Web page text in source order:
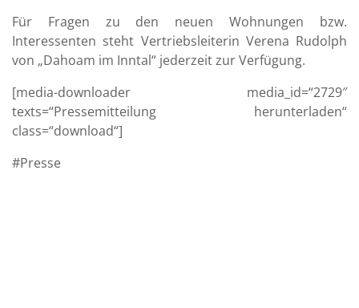
Für Fragen zu den neuen Wohnungen bzw.
Interessenten steht Vertriebsleiterin Verena Rudolph
von „Dahoam im Inntal“ jederzeit zur Verfügung.
[media-downloader media_id=“2729″
texts=“Pressemitteilung herunterladen“
class=“download“]
Presse